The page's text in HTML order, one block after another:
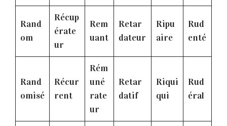
Rand
om
Récup
érate
ur
Rem
uant
Retar
dateur
Ripu
aire
Rud
enté
Rand
omisé
Récur
rent
Rém
uné
rate
ur
Retar
datif
Riqui
qui
Rud
éral